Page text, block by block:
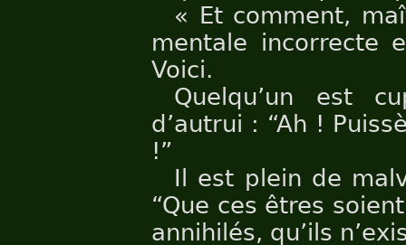
« Et comment,
mentale incorrecte
Voici.
Quelqu’un est
d’autrui : “Ah !
!”
Il est plein de
“Que ces êtres
annihilés, qu’ils